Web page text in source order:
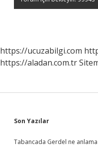
https://ucuzabilgi.com
https://aladan.com.tr
Sidebar
Son Yazılar
Tabancada Gerdel ne